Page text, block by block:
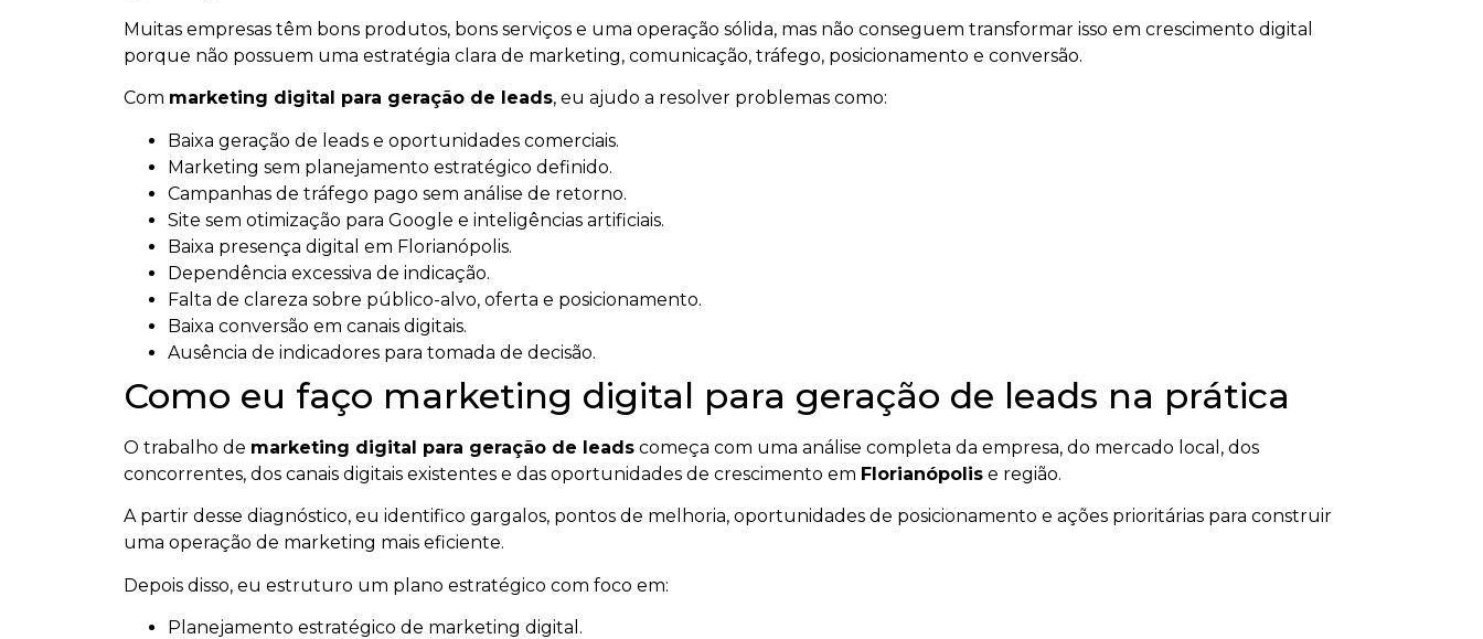
Muitas empresas têm bons produtos, bons serviços e uma operação sólida, mas não conseguem transformar isso em crescimento digital
porque não possuem uma estratégia clara de marketing, comunicação, tráfego, posicionamento e conversão.
Com marketing digital para geração de leads, eu ajudo a resolver problemas como:
Baixa geração de leads e oportunidades comerciais.
Marketing sem planejamento estratégico definido.
Campanhas de tráfego pago sem análise de retorno.
Site sem otimização para Google e inteligências artificiais.
Baixa presença digital em Florianópolis.
Dependência excessiva de indicação.
Falta de clareza sobre público-alvo, oferta e posicionamento.
Baixa conversão em canais digitais.
Ausência de indicadores para tomada de decisão.
Como eu faço marketing digital para geração de leads na prática
O trabalho de marketing digital para geração de leads começa com uma análise completa da empresa, do mercado local, dos
concorrentes, dos canais digitais existentes e das oportunidades de crescimento em Florianópolis e região.
A partir desse diagnóstico, eu identifico gargalos, pontos de melhoria, oportunidades de posicionamento e ações prioritárias para construir
uma operação de marketing mais eficiente.
Depois disso, eu estruturo um plano estratégico com foco em:
Planejamento estratégico de marketing digital.